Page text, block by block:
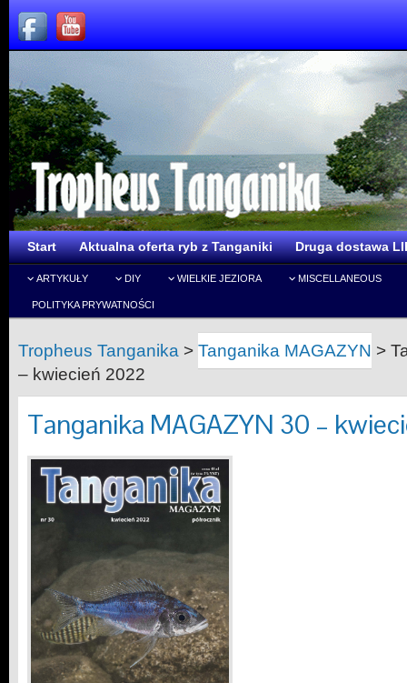
Start Aktualna oferta ryb z Tanganiki Druga dostawa
ARTYKUŁY DIY WIELKIE JEZIORA MISCELLANEOUS
POLITYKA PRYWATNOŚCI
Tropheus Tanganika > Tanganika MAGAZYN >
– kwiecień 2022
Tanganika MAGAZYN 30 –